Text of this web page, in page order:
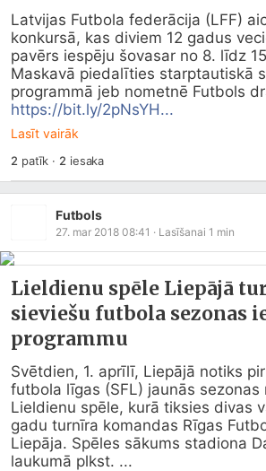
Latvijas Futbola federācija (LFF)
konkursā, kas diviem 12 gadus
pavērs iespēju šovasar no 8. līdz
Maskavā piedalīties starptautiskā
https://bit.ly/2pNsYH...
Lasīt vairāk
2 patīk · 2 iesaka
Futbols
27. mar 2018 08:41 · Lasīšanai 1 min
Lieldienu spēle Liepājā
sieviešu futbola sezonas
programmu
Svētdien, 1. aprīlī, Liepājā notiks
futbola līgas (SFL) jaunās sezonas
Lieldienu spēle, kurā tiksies divas
gadu turnīra komandas Rīgas
Liepāja. Spēles sākums stadiona
laukumā plkst. ...